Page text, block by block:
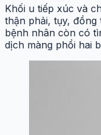
Khối u tiếp xúc và
thận phải, tụy,
bệnh nhân còn có
dịch màng phổi hai